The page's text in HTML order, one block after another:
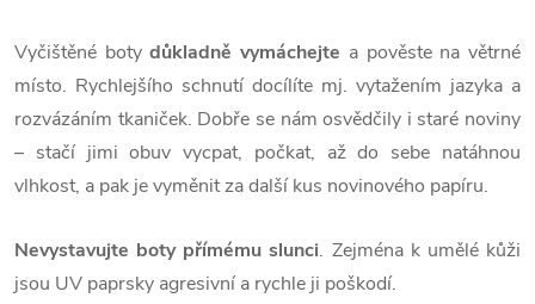
Vyčištěné botydůkladně vymáchejte a pověste na větrné
místo. Rychlejšího schnutí docílíte mj. vytažením jazyka a
rozvázáním tkaniček. Dobře se nám osvědčily i staré noviny
– stačí jimi obuv vycpat, počkat, až do sebe natáhnou
vlhkost, a pak je vyměnit za další kus novinového papíru.
Nevystavujte boty přímému slunci. Zejména k umělé kůži
jsou UV paprsky agresivní a rychle ji poškodí.